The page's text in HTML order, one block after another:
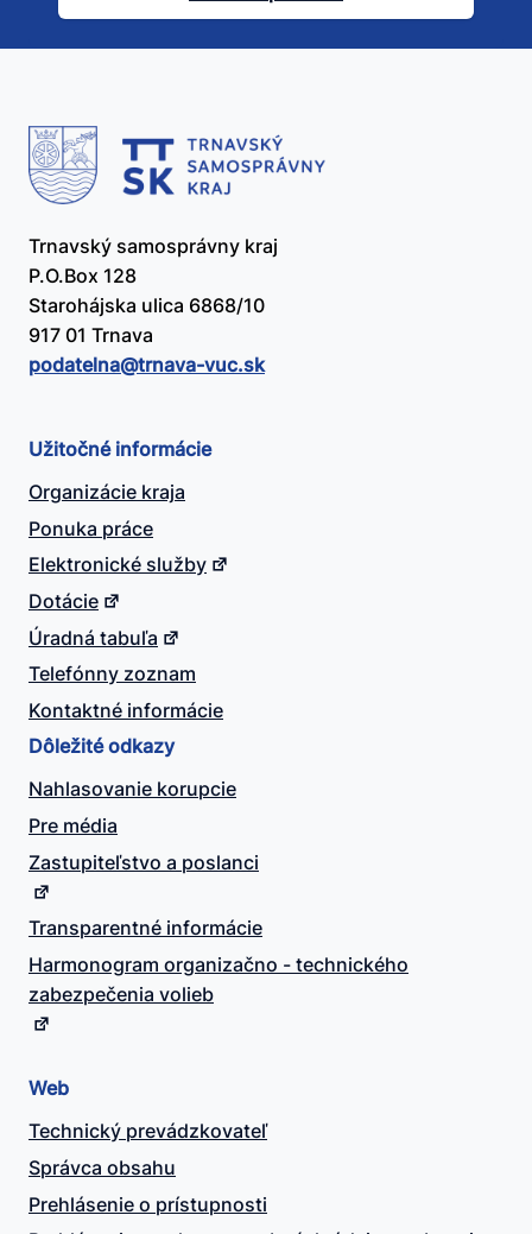
užitočný?
Trnavský samosprávny kraj
P.O.Box 128
Starohájska ulica 6868/10
917 01 Trnava
podatelna@​trnava-vuc.sk
Užitočné informácie
Organizácie kraja
Ponuka práce
Elektronické služby
Dotácie
Úradná tabuľa
Telefónny zoznam
Kontaktné informácie
Dôležité odkazy
Nahlasovanie korupcie
Pre média
Zastupiteľstvo a poslanci
Transparentné informácie
Harmonogram organizačno - technického
zabezpečenia volieb
Web
Technický prevádzkovateľ
Správca obsahu
Prehlásenie o prístupnosti